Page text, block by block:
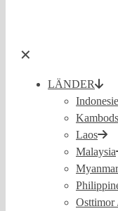
✕
LÄNDER
Laos
Malaysia
Myanmar
Osttimor